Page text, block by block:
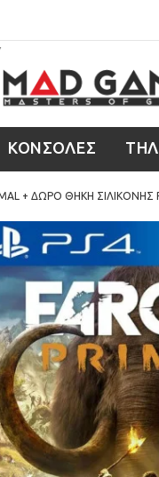
ΚΟΝΣΟΛΕΣ
+ ΔΩΡΟ ΘΗΚΗ ΣΙΛΙΚΟΝΗΣ